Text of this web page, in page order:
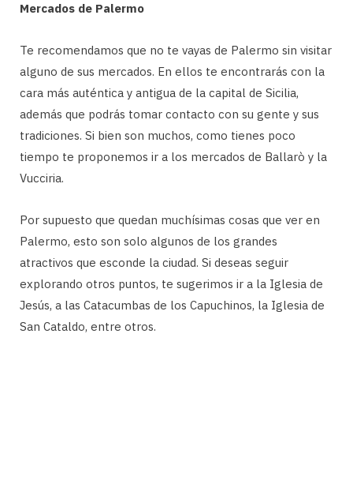
Mercados de Palermo
Te recomendamos que no te vayas de Palermo sin visitar
alguno de sus mercados. En ellos te encontrarás con la
cara más auténtica y antigua de la capital de Sicilia,
además que podrás tomar contacto con su gente y sus
tradiciones. Si bien son muchos, como tienes poco
tiempo te proponemos ir a los mercados de Ballarò y la
Vucciria.
Por supuesto que quedan muchísimas cosas que ver en
Palermo, esto son solo algunos de los grandes
atractivos que esconde la ciudad. Si deseas seguir
explorando otros puntos, te sugerimos ir a la Iglesia de
Jesús, a las Catacumbas de los Capuchinos, la Iglesia de
San Cataldo, entre otros.